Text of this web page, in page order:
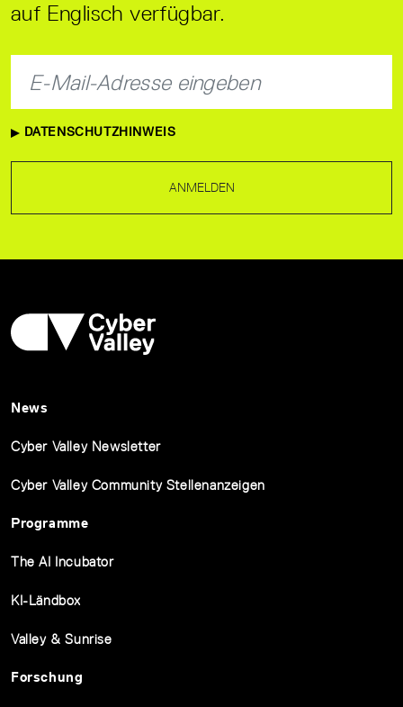
auf Englisch verfügbar.
DATENSCHUTZHINWEIS
ANMELDEN
News
Cyber Valley Newsletter
Cyber Valley Community Stellenanzeigen
Programme
The AI Incubator
KI-Ländbox
Valley & Sunrise
Forschung